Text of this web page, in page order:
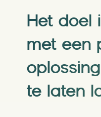
Het doel
met een
te laten